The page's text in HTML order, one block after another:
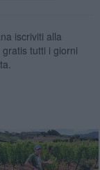
iscriviti alla
tutti i giorni